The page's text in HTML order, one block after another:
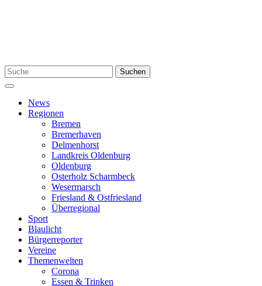
Suchen
nach:
Suchen
Menü
News
Regionen
Bremen
Bremerhaven
Delmenhorst
Landkreis Oldenburg
Oldenburg
Osterholz Scharmbeck
Wesermarsch
Friesland & Ostfriesland
Überregional
Sport
Blaulicht
Bürgerreporter
Vereine
Themenwelten
Corona
Essen & Trinken